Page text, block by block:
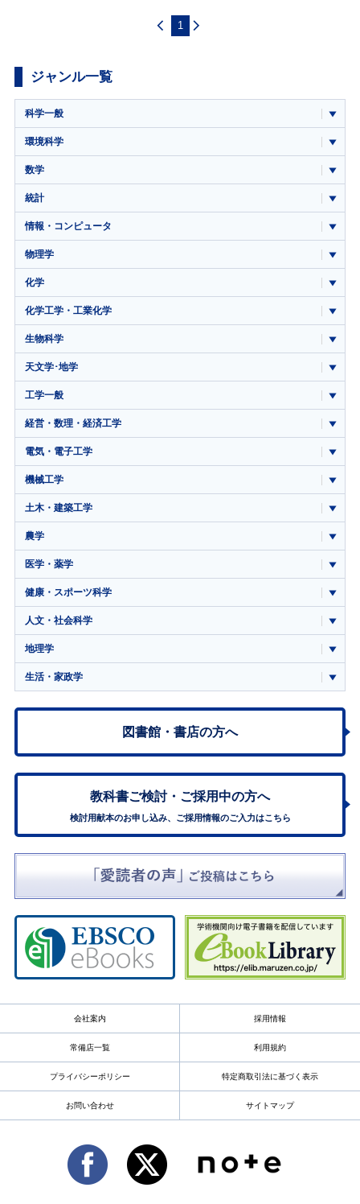
1
ジャンル一覧
科学一般
環境科学
数学
統計
情報・コンピュータ
物理学
化学
化学工学・工業化学
生物科学
天文学･地学
工学一般
経営・数理・経済工学
電気・電子工学
機械工学
土木・建築工学
農学
医学・薬学
健康・スポーツ科学
人文・社会科学
地理学
生活・家政学
図書館・書店の方へ
教科書ご検討・ ご採用中の方へ
検討用献本のお申し込み、ご採用情報のご入力はこちら
会社案内 採用情報
常備店一覧 利用規約
プライバシーポリシー 特定商取引法に基づく表示
お問い合わせ サイトマップ